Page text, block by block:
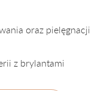
oraz pielęgnacji
z brylantami